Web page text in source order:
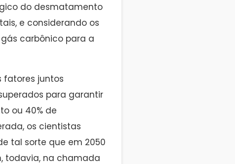
do desmatamento
e considerando os
carbônico para a
fatores juntos
para garantir
ou 40% de
os cientistas
tal sorte que em 2050
todavia, na chamada